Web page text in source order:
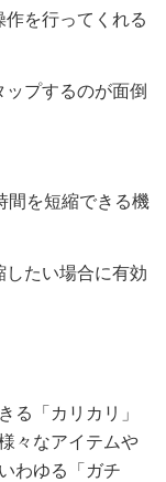
を行ってくれる
プするのが面倒
間を短縮できる機
たい場合に有効
る「カリカリ」
々なアイテムや
わゆる「ガチ